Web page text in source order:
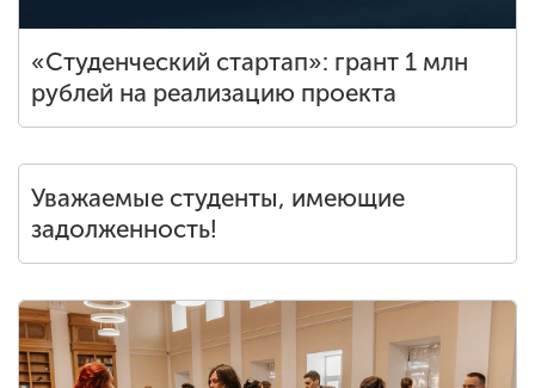
«Студенческий стартап»: грант 1 млн
рублей на реализацию проекта
Уважаемые студенты, имеющие
задолженность!